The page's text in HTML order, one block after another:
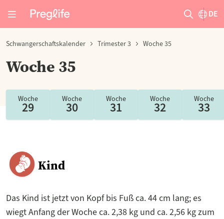
DE
Schwangerschaftskalender Trimester 3 Woche 35
Woche 35
Woche
29
Woche
30
Woche
31
Woche
32
Woche
33
Kind
Das Kind ist jetzt von Kopf bis Fuß ca. 44 cm lang; es
wiegt Anfang der Woche ca. 2,38 kg und ca. 2,56 kg zum